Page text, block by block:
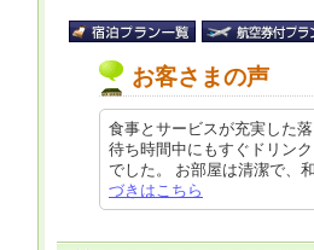
お客さまの声
食事とサービスが充実した
待ち時間中にもすぐドリン
でした。 お部屋は清潔で
づきはこちら